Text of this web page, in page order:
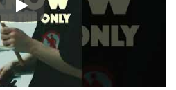
Play